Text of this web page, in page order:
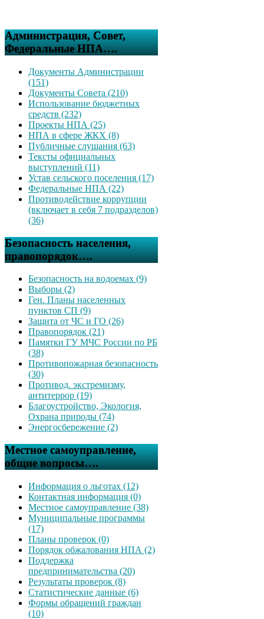
Администрация, Совет,
Федеральные НПА….
Документы Администрации
(151)
Документы Совета (210)
Использование бюджетных
средств (232)
Проекты НПА (25)
НПА в сфере ЖКХ (8)
Публичные слушания (63)
Тексты официальных
выступлений (11)
Устав сельского поселения (17)
Федеральные НПА (22)
Противодействие коррупции
(включает в себя 7 подразделов)
(36)
Безопасность населения,
правопорядок….
Безопасность на водоемах (9)
Выборы (2)
Ген. Планы населенных
пунктов СП (9)
Защита от ЧС и ГО (26)
Правопорядок (21)
Памятки ГУ МЧС России по РБ
(38)
Противопожарная безопасность
(30)
Противод. экстремизму,
антитеррор (19)
Благоустройство, Экология,
Охрана природы (74)
Энергосбережение (2)
Местное самоуправление,
общие вопросы….
Информация о льготах (12)
Контактная информация (0)
Местное самоуправление (38)
Муниципальные программы
(17)
Планы проверок (0)
Порядок обжалования НПА (2)
Поддержка
предпринимательства (20)
Результаты проверок (8)
Статистические данные (6)
Формы обращений граждан
(10)